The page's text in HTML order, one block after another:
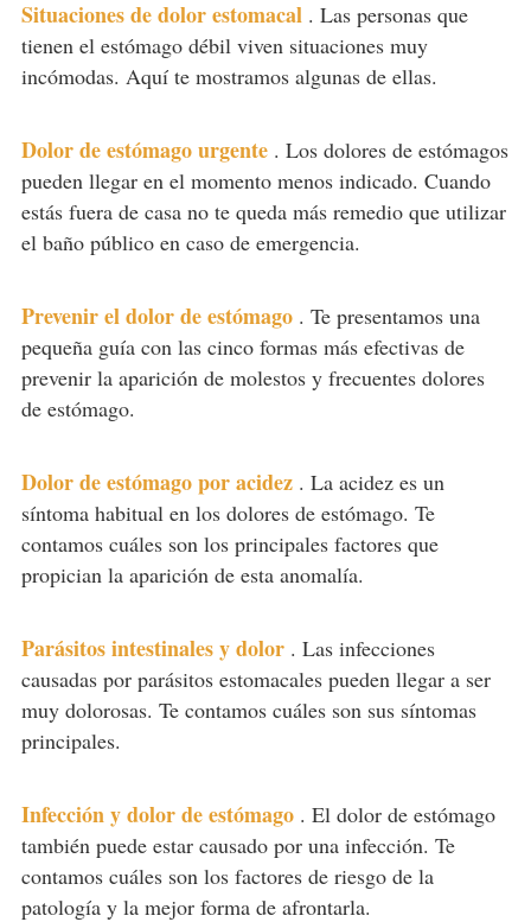
Situaciones de dolor estomacal . Las personas que
tienen el estómago débil viven situaciones muy
incómodas. Aquí te mostramos algunas de ellas.
Dolor de estómago urgente . Los dolores de estómagos
pueden llegar en el momento menos indicado. Cuando
estás fuera de casa no te queda más remedio que utilizar
el baño público en caso de emergencia.
Prevenir el dolor de estómago . Te presentamos una
pequeña guía con las cinco formas más efectivas de
prevenir la aparición de molestos y frecuentes dolores
de estómago.
Dolor de estómago por acidez . La acidez es un
síntoma habitual en los dolores de estómago. Te
contamos cuáles son los principales factores que
propician la aparición de esta anomalía.
Parásitos intestinales y dolor . Las infecciones
causadas por parásitos estomacales pueden llegar a ser
muy dolorosas. Te contamos cuáles son sus síntomas
principales.
Infección y dolor de estómago . El dolor de estómago
también puede estar causado por una infección. Te
contamos cuáles son los factores de riesgo de la
patología y la mejor forma de afrontarla.